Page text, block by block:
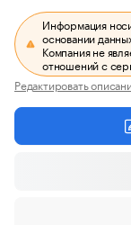
Информация
основании
Компания не
отношений с
Редактировать